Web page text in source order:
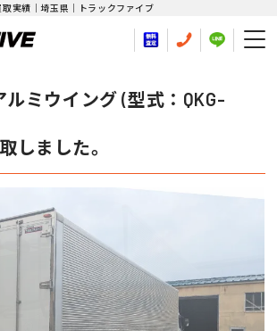
実績｜埼玉県｜トラックファイブ
ルミウイング (型式：QKG-
しました。